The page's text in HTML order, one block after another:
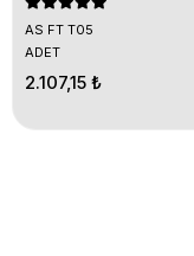
AS FT T05
ADET
2.107,15 ₺